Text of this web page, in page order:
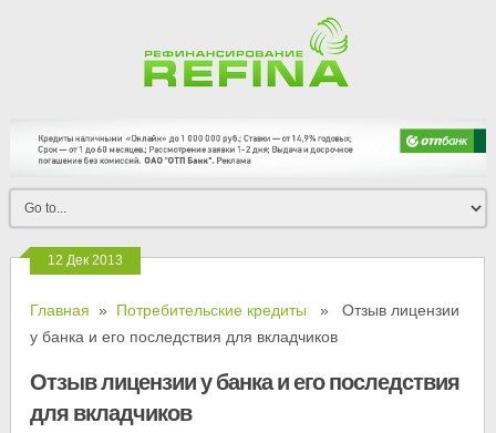
12 Дек 2013
Главная » Потребительские кредиты » Отзыв лицензии
у банка и его последствия для вкладчиков
Отзыв лицензии у банка и его последствия
для вкладчиков